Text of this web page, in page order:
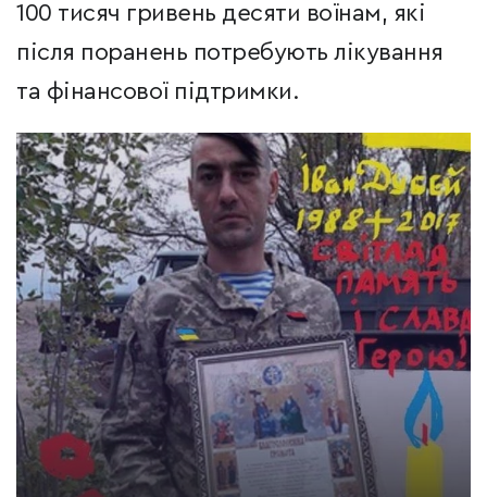
100 тисяч гривень десяти воїнам, які
після поранень потребують лікування
та фінансової підтримки.